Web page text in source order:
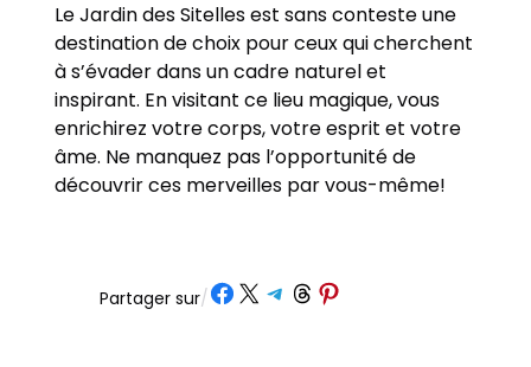
Le Jardin des Sitelles est sans conteste une
destination de choix pour ceux qui cherchent
à s’évader dans un cadre naturel et
inspirant. En visitant ce lieu magique, vous
enrichirez votre corps, votre esprit et votre
âme. Ne manquez pas l’opportunité de
découvrir ces merveilles par vous-même!
Partager sur/ Partager sur Facebook
Partager sur X Partager sur Telegram
Partager sur Threads
Partager sur Pinterest